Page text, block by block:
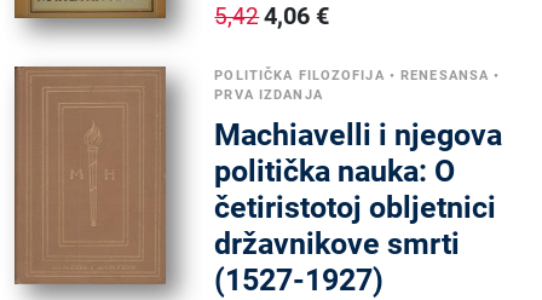
5,424,06 €
POLITIČKA FILOZOFIJA • RENESANSA •
PRVA IZDANJA
Machiavelli i njegova
politička nauka: O
četiristotoj obljetnici
državnikove smrti
(1527-1927)